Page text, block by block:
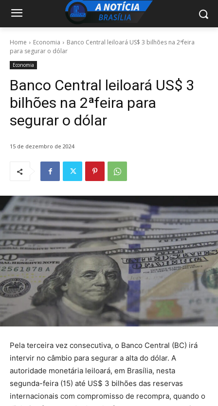
Home Economia
Banco Central leiloará US$ 3 bilhões na 2ªfeira
para segurar o dólar
Economia
Banco Central leiloará US$ 3
bilhões na 2ªfeira para
segurar o dólar
15 de dezembro de 2024
Pela terceira vez consecutiva, o Banco Central (BC) irá
intervir no câmbio para segurar a alta do dólar. A
autoridade monetária leiloará, em Brasília, nesta
segunda-feira (15) até US$ 3 bilhões das reservas
internacionais com compromisso de recompra, quando o